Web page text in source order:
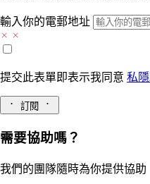
輸入你的電郵地址
提交此表單即表示我同意 私
訂閱
需要協助嗎？
我們的團隊隨時為你提供協助